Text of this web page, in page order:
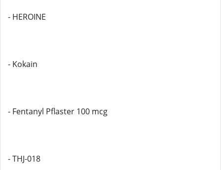
- HEROINE
- Kokain
- Fentanyl Pflaster 100 mcg
- THJ-018